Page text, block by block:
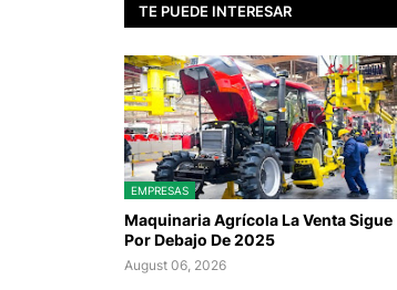
TE PUEDE INTERESAR
EMPRESAS
Maquinaria Agrícola La Venta Sigue
Por Debajo De 2025
August 06, 2026